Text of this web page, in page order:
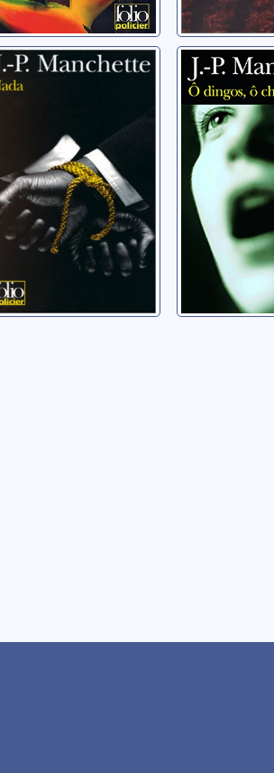
Jean-
O
Manchette,
Patrick